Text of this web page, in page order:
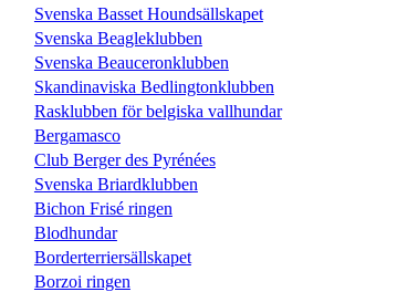
Svenska Basset Houndsällskapet
Svenska Beagleklubben
Svenska Beauceronklubben
Skandinaviska Bedlingtonklubben
Rasklubben för belgiska vallhundar
Bergamasco
Club Berger des Pyrénées
Svenska Briardklubben
Bichon Frisé ringen
Blodhundar
Borderterriersällskapet
Borzoi ringen